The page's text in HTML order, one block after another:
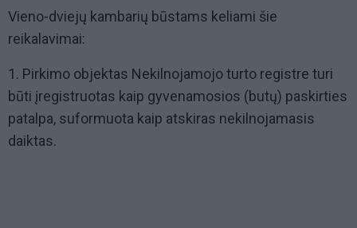
Vieno-dviejų kambarių būstams keliami šie
reikalavimai:
1. Pirkimo objektas Nekilnojamojo turto registre turi
būti įregistruotas kaip gyvenamosios (butų) paskirties
patalpa, suformuota kaip atskiras nekilnojamasis
daiktas.